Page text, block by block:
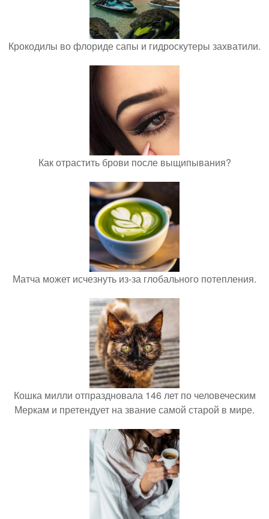
Крокодилы во флориде сапы и гидроскутеры захватили.
Как отрастить брови после выщипывания?
Матча может исчезнуть из-за глобального потепления.
Кошка милли отпраздновала 146 лет по человеческим
Меркам и претендует на звание самой старой в мире.